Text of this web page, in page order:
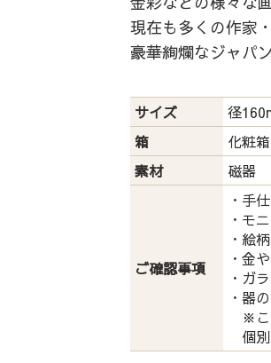
現在も多くの作家
豪華絢爛なジャパ
サイズ
径
箱
化粧箱
素材
磁器
ご確認事項
・手
・モ
・絵
・金
・ガ
・器
※こ
個別